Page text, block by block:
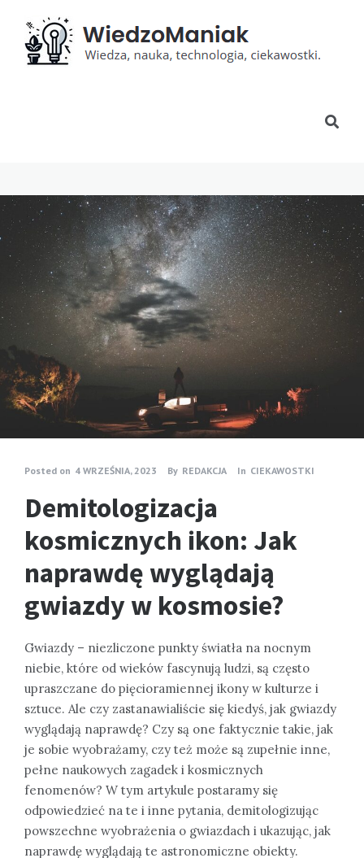
Posted on 4 WRZEŚNIA, 2023 By REDAKCJA In CIEKAWOSTKI
Demitologizacja
kosmicznych ikon: Jak
naprawdę wyglądają
gwiazdy w kosmosie?
Gwiazdy – niezliczone punkty światła na nocnym
niebie, które od wieków fascynują ludzi, są często
upraszczane do pięcioramiennej ikony w kulturze i
sztuce. Ale czy zastanawialiście się kiedyś, jak gwiazdy
wyglądają naprawdę? Czy są one faktycznie takie, jak
je sobie wyobrażamy, czy też może są zupełnie inne,
pełne naukowych zagadek i kosmicznych
fenomenów? W tym artykule postaramy się
odpowiedzieć na te i inne pytania, demitologizując
powszechne wyobrażenia o gwiazdach i ukazując, jak
naprawdę wyglądają te astronomiczne obiekty.